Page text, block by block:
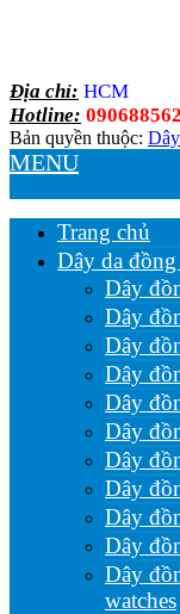
Địa chỉ: HCM
Hotline:
Bản quyền thuộc:
MENU
Trang chủ
Dây da
Dây
Dây
Dây
Dây
Dây
Dây
Dây
Dây
Dây
Dây
Dây
watches